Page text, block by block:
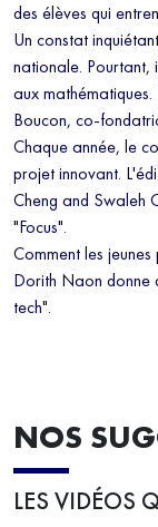
des élèves qui
Un constat
nationale. Pourtant,
aux
Boucon, co-
Chaque année, le
projet innovant.
Cheng and Swaleh
"Focus".
Comment les
Dorith Naon donne
tech".
NOS
LES VIDÉOS